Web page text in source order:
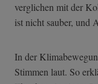
verglichen mit der
ist nicht sauber, und
In der
Stimmen laut. So